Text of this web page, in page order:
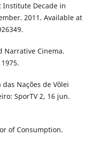
Decade in
2011. Available at
Narrative Cinema.
das Nações de Vôlei
SporTV 2, 16 jun.
of Consumption.